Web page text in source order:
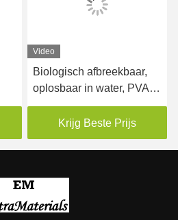
Video
Biologisch afbreekbaar,
oplosbaar in water, PVA
speciale transparante film
35 micronKrijg Beste Prijs